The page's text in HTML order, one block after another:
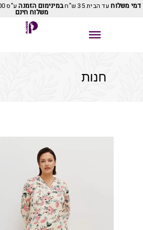
דמי משלוחעד הבית 35 ש"ח במינימום הזמנהע"ס 100 ש"ח. הזמנה מעל
משלוח חינם
חנות